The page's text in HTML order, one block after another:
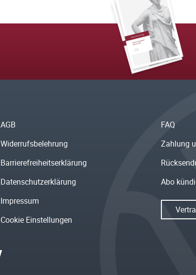
AGB
Widerrufsbelehrung
Barrierefreiheitserklärung
Datenschutzerklärung
Impressum
Cookie Einstellungen
FAQ
Zahlung
Abo